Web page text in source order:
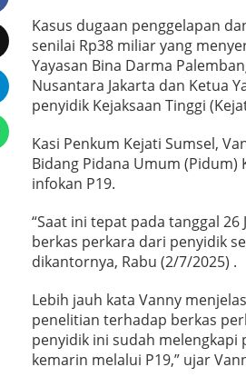
a
h
D
t
e
i
m
a
P
n
y
d
k
K
e
a
Kasus dugaan penggelapan
senilai Rp38 miliar yang
Yayasan Bina Darma
Nusantara Jakarta dan Ketua
penyidik Kejaksaan Tinggi
Kasi Penkum Kejati Sumsel,
Bidang Pidana Umum (Pidum)
infokan P19.
“Saat ini tepat pada tanggal
berkas perkara dari penyidik
dikantornya, Rabu (2/7/2025) .
Lebih jauh kata Vanny
penelitian terhadap berkas
penyidik ini sudah melengkapi
kemarin melalui P19,” ujar